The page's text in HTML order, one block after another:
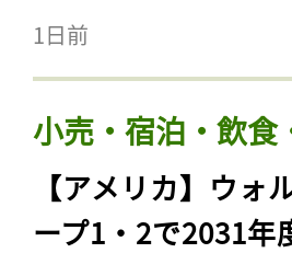
1日前
小売・宿泊・飲食
【アメリカ】ウォ
ープ1・2で2031